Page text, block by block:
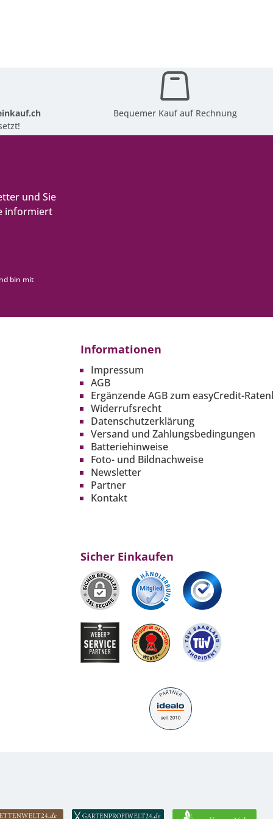
Bequemer Kauf auf Rechnung
und Sie
informiert
bin mit
Informationen
Impressum
AGB
Ergänzende AGB zum easyCredit-
Widerrufsrecht
Datenschutzerklärung
Versand und Zahlungsbedingungen
Batteriehinweise
Foto- und Bildnachweise
Newsletter
Partner
Kontakt
Sicher Einkaufen